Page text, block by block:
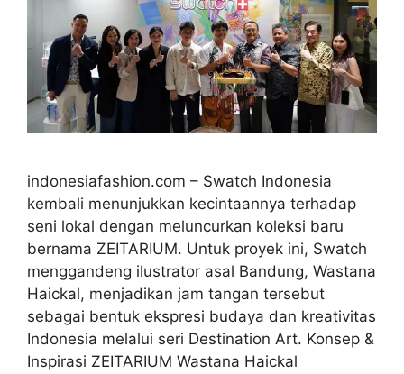
indonesiafashion.com – Swatch Indonesia
kembali menunjukkan kecintaannya terhadap
seni lokal dengan meluncurkan koleksi baru
bernama ZEITARIUM. Untuk proyek ini, Swatch
menggandeng ilustrator asal Bandung, Wastana
Haickal, menjadikan jam tangan tersebut
sebagai bentuk ekspresi budaya dan kreativitas
Indonesia melalui seri Destination Art. Konsep &
Inspirasi ZEITARIUM Wastana Haickal